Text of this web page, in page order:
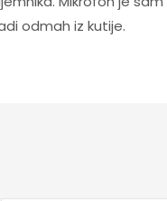
odmah iz kutije.